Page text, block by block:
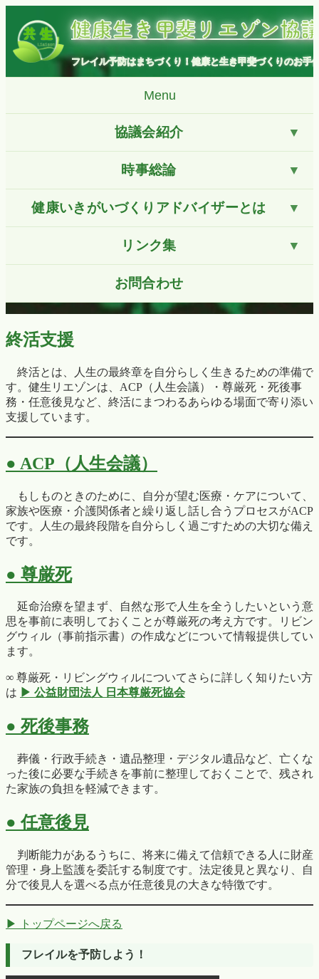
ン
キ
健康生き甲斐リエゾン協
フレイル予防はまちづくり！健康と生き甲斐づくりのお手
Menu
協議会紹介
時事総論
健康いきがいづくりアドバイザーとは
リンク集
お問合わせ
終活支援
終活とは、人生の最終章を自分らしく生きるための準備で
す。健生リエゾンは、ACP（人生会議）・尊厳死・死後事
務・任意後見など、終活にまつわるあらゆる場面で寄り添い
支援しています。
● ACP（人生会議）
もしものときのために、自分が望む医療・ケアについて、
家族や医療・介護関係者と繰り返し話し合うプロセスがACP
です。人生の最終段階を自分らしく過ごすための大切な備え
です。
● 尊厳死
延命治療を望まず、自然な形で人生を全うしたいという意
思を事前に表明しておくことが尊厳死の考え方です。リビン
グウィル（事前指示書）の作成などについて情報提供してい
ます。
∞ 尊厳死・リビングウィルについてさらに詳しく知りたい方
は ▶ 公益財団法人 日本尊厳死協会
● 死後事務
葬儀・行政手続き・遺品整理・デジタル遺品など、亡くな
った後に必要な手続きを事前に整理しておくことで、残され
た家族の負担を軽減できます。
● 任意後見
判断能力があるうちに、将来に備えて信頼できる人に財産
管理・身上監護を委託する制度です。法定後見と異なり、自
分で後見人を選べる点が任意後見の大きな特徴です。
▶ トップページへ戻る
フレイルを予防しよう！